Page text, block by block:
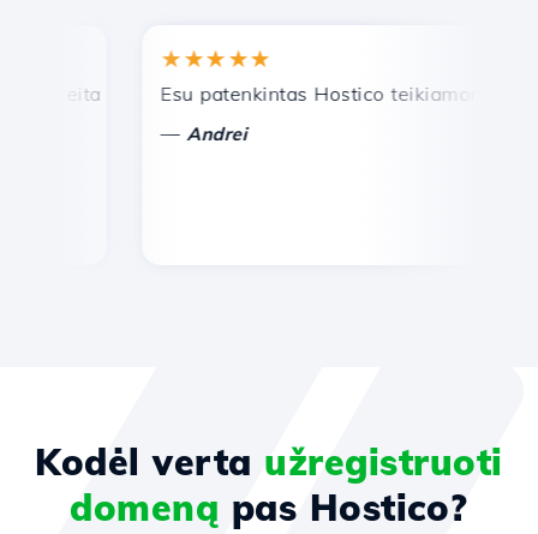
ir efektyvi techninė pagalba.
★★★★★
Esu patenkintas Hostico teikiamomis
Andrei
Kodėl verta užregistruoti
domeną pas Hostico?